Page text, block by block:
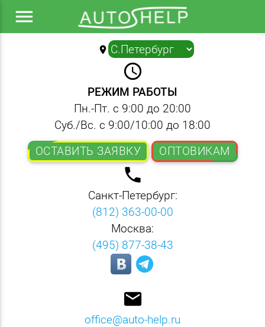
menu
location_on ▼
query_builder
РЕЖИМ РАБОТЫ
Пн.-Пт. с 9:00 до 20:00
Суб./Вс. с 9:00/10:00 до 18:00
ОСТАВИТЬ ЗАЯВКУ
ОПТОВИКАМ
local_phone
Санкт-Петербург:
(812) 363-00-00
Москва:
(495) 877-38-43
email
office@auto-help.ru